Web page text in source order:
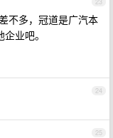
不多，冠道是广汽本
业吧。
24
25